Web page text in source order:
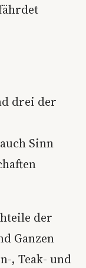
drei der
Sinn
der
Ganzen
, Teak- und